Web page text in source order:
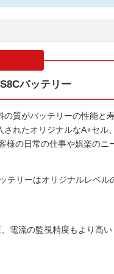
バッテリー
質がバッテリーの性能と
れたオリジナルなA+セ
の日常の仕事や娯楽のニ
テリーはオリジナルレベル
電流の監視精度もより高